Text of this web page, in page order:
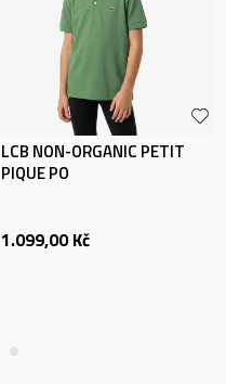
LCB NON-ORGANIC PETIT
PIQUE PO
1.099,00 Kč